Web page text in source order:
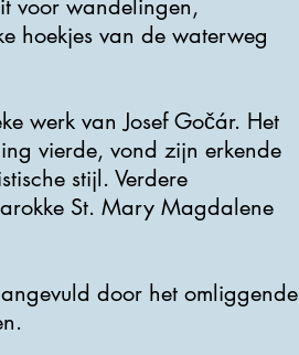
voor wandelingen,
hoekjes van de waterweg
werk van Josef Gočár. Het
vierde, vond zijn erkende
stijl. Verdere
St. Mary Magdalene
door het omliggende